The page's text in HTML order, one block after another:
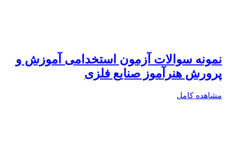
نمونه سوالات آزمون استخدامی آموزش و
پرورش هنرآموز صنایع فلزی
مشاهده کامل